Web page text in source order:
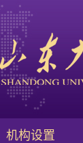
机构设置